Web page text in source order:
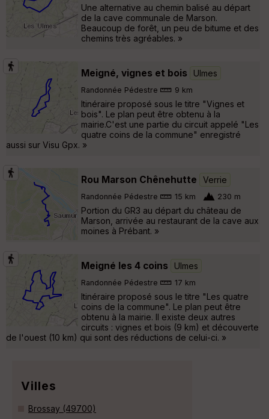
Une alternative au chemin balisé au départ
de la cave communale de Marson.
Beaucoup de forêt, un peu de bitume et des
chemins très agréables. »
Meigné, vignes et bois Ulmes
Randonnée Pédestre 9 km
Itinéraire proposé sous le titre "Vignes et
bois". Le plan peut être obtenu à la
mairie.C'est une partie du circuit appelé "Les
quatre coins de la commune" enregistré
aussi sur Visu Gpx. »
Rou Marson Chênehutte Verrie
Randonnée Pédestre 15 km 230 m
Portion du GR3 au départ du château de
Marson, arrivée au restaurant de la cave aux
moines à Prébant. »
Meigné les 4 coins Ulmes
Randonnée Pédestre 17 km
Itinéraire proposé sous le titre "Les quatre
coins de la commune". Le plan peut être
obtenu à la mairie. Il existe deux autres
circuits : vignes et bois (9 km) et découverte
de l'ouest (10 km) qui sont des réductions de celui-ci. »
Villes
Brossay (49700)